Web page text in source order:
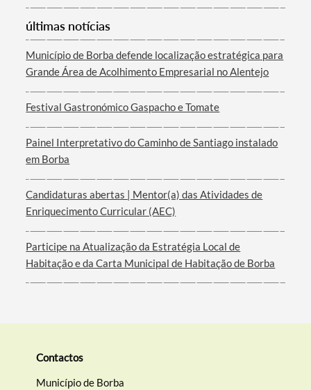
Termo de Pesquisa
Categorias gerais
Filtros
últimas notícias
Município de Borba defende localização estratégica para
Grande Área de Acolhimento Empresarial no Alentejo
Festival Gastronómico Gaspacho e Tomate
Painel Interpretativo do Caminho de Santiago instalado
em Borba
Candidaturas abertas | Mentor(a) das Atividades de
Enriquecimento Curricular (AEC)
Participe na Atualização da Estratégia Local de
Habitação e da Carta Municipal de Habitação de Borba
Contactos
Município de Borba